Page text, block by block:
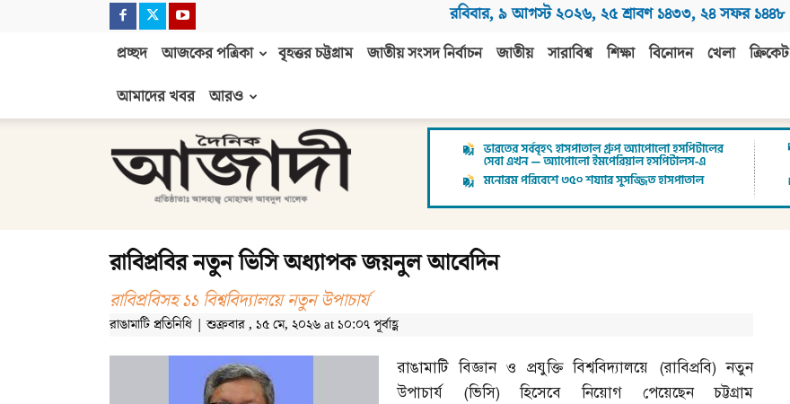
রবিবার, ৯ আগস্ট ২০২৬, ২৫ শ্রাবণ ১৪৩৩, ২৪ সফর ১৪৪৮
প্রচ্ছদ আজকের পত্রিকা বৃহত্তর চট্টগ্রাম জাতীয় সংসদ নির্বাচন জাতীয় সারাবিশ্ব শিক্ষা বিনোদন খেলা
আমাদের খবর
আরও
আজাদী
রাবিপ্রবির নতুন ভিসি অধ্যাপক জয়নুল আবেদিন
রাবিপ্রবিসহ ১১ বিশ্ববিদ্যালয়ে নতুন উপাচার্য
রাঙামাটি প্রতিনিধি | শুক্রবার , ১৫ মে, ২০২৬ at ১০:০৭ পূর্বাহ্ণ
রাঙামাটি বিজ্ঞান ও প্রযুক্তি বিশ্ববিদ্যালয়ে (রাবিপ্রবি)নতুন
উপাচার্য (ভিসি)হিসেবে নিয়োগ পেয়েছেন চট্টগ্রাম